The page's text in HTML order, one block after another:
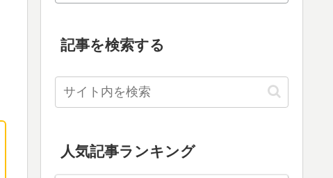
記事を検索する
人気記事ランキング